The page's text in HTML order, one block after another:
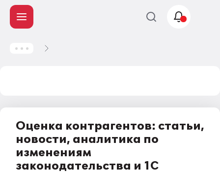
Оценка контрагентов: статьи,
новости, аналитика по
изменениям
законодательства и 1С
Учет и